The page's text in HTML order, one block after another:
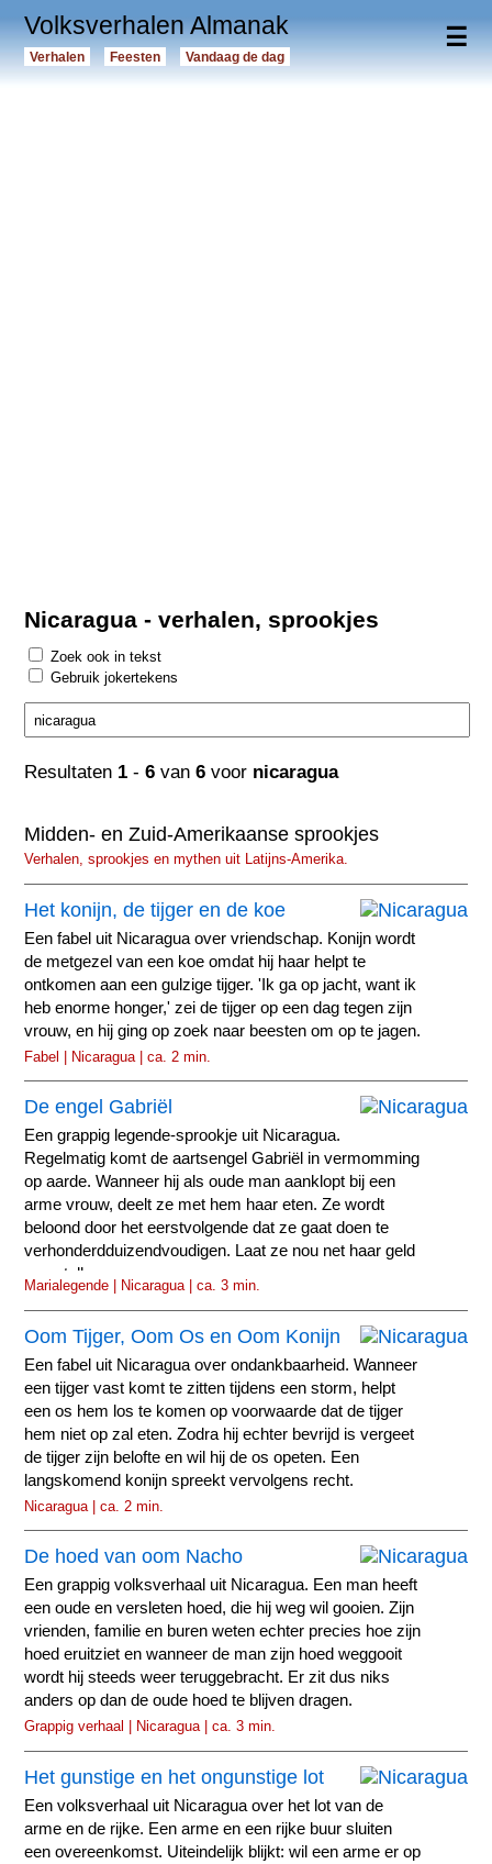
☰
Volksverhalen Almanak
Verhalen Feesten Vandaag de dag
Nicaragua - verhalen, sprookjes
Zoek ook in tekst
Gebruik jokertekens
Resultaten 1 -6 van6 voor nicaragua
Midden- en Zuid-Amerikaanse sprookjes
Verhalen, sprookjes en mythen uit Latijns-Amerika.
Het konijn, de tijger en de koe
Een fabel uit Nicaragua over vriendschap. Konijn wordt
de metgezel van een koe omdat hij haar helpt te
ontkomen aan een gulzige tijger. 'Ik ga op jacht, want ik
heb enorme honger,' zei de tijger op een dag tegen zijn
vrouw, en hij ging op zoek naar beesten om op te jagen.
Fabel | Nicaragua | ca. 2 min.
De engel Gabriël
Een grappig legende-sprookje uit Nicaragua.
Regelmatig komt de aartsengel Gabriël in vermomming
op aarde. Wanneer hij als oude man aanklopt bij een
arme vrouw, deelt ze met hem haar eten. Ze wordt
beloond door het eerstvolgende dat ze gaat doen te
verhonderdduizendvoudigen. Laat ze nou net haar geld
gaan tellen.
Marialegende | Nicaragua | ca. 3 min.
Oom Tijger, Oom Os en Oom Konijn
Een fabel uit Nicaragua over ondankbaarheid. Wanneer
een tijger vast komt te zitten tijdens een storm, helpt
een os hem los te komen op voorwaarde dat de tijger
hem niet op zal eten. Zodra hij echter bevrijd is vergeet
de tijger zijn belofte en wil hij de os opeten. Een
langskomend konijn spreekt vervolgens recht.
Nicaragua | ca. 2 min.
De hoed van oom Nacho
Een grappig volksverhaal uit Nicaragua. Een man heeft
een oude en versleten hoed, die hij weg wil gooien. Zijn
vrienden, familie en buren weten echter precies hoe zijn
hoed eruitziet en wanneer de man zijn hoed weggooit
wordt hij steeds weer teruggebracht. Er zit dus niks
anders op dan de oude hoed te blijven dragen.
Grappig verhaal | Nicaragua | ca. 3 min.
Het gunstige en het ongunstige lot
Een volksverhaal uit Nicaragua over het lot van de
arme en de rijke. Een arme en een rijke buur sluiten
een overeenkomst. Uiteindelijk blijkt: wil een arme er op